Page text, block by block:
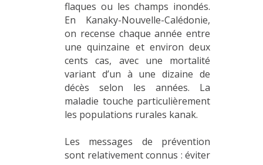
flaques ou les champs inondés.
En Kanaky-Nouvelle-Calédonie,
on recense chaque année entre
une quinzaine et environ deux
cents cas, avec une mortalité
variant d’un à une dizaine de
décès selon les années. La
maladie touche particulièrement
les populations rurales kanak.
Les messages de prévention
sont relativement connus : éviter